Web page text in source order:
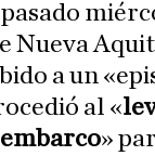
Nueva
a un
al «
»